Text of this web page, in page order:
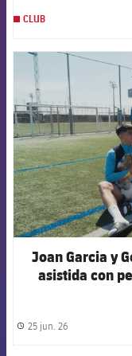
CLUB
Joan Garcia y
asistida con
label.share.clock
25 jun. 26